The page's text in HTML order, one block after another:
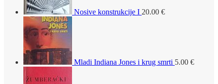
Nosive konstrukcije I 20.00 €
Mladi Indiana Jones i krug smrti 5.00 €